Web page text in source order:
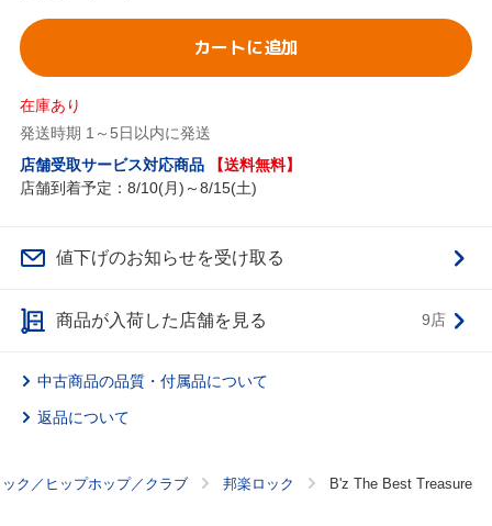
カートに追加
在庫あり
発送時期 1～5日以内に発送
店舗受取サービス対応商品
【送料無料】
店舗到着予定：8/10(月)～8/15(土)
値下げのお知らせを受け取る
商品が入荷した店舗を見る 9店
中古商品の品質・付属品について
返品について
ク／ヒップホップ／クラブ 邦楽ロック B'z The Best Treasure